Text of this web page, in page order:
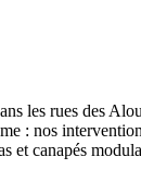
les rues des
: nos
et canapés